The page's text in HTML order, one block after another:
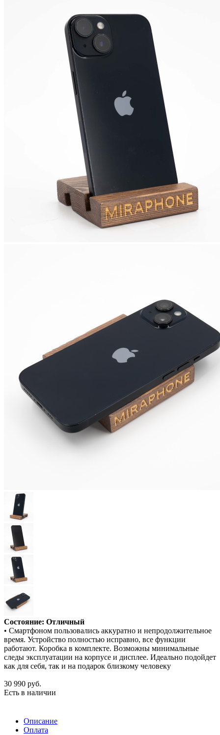
Состояние: Отличный
• Смартфоном пользовались аккуратно и непродолжительное
время. Устройство полностью исправно, все функции
работают. Коробка в комплекте. Возможны минимальные
следы эксплуатации на корпусе и дисплее. Идеально подойдет
как для себя, так и на подарок близкому человеку
30 990 руб.
Есть в наличии
Описание
Оплата